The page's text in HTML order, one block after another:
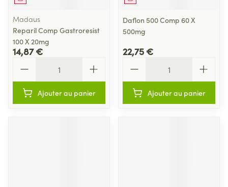
Madaus
Reparil Comp Gastroresist
100 X 20mg
14,87 €
Ajouter au panier
Daflon 500 Comp 60 X
500mg
22,75 €
Ajouter au panier